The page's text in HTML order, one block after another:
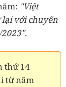
"Việt
với chuyến
thứ 14
từ năm